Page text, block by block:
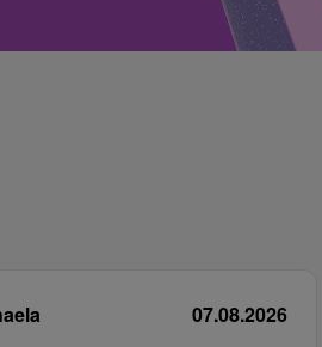
07.08.2026